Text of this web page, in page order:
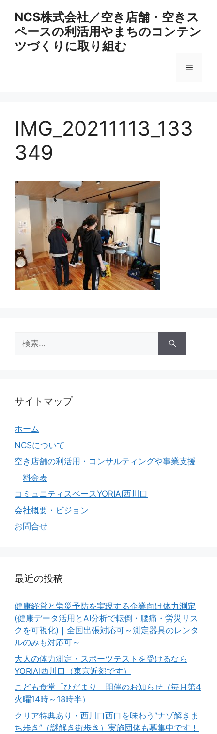
NCS株式会社／空き店舗・空きス
ペースの利活用やまちのコンテン
ツづくりに取り組む
メ
IMG_20211113_133
349
索:
サイトマップ
ホーム
NCSについて
空き店舗の利活用・コンサルティングや事業支援
料金表
コミュニティスペースYORIAI西川口
会社概要・ビジョン
お問合せ
最近の投稿
健康経営と労災予防を実現する企業向け体力測定
(健康データ活用とAI分析で転倒・腰痛・労災リス
クを可視化)｜全国出張対応可～測定器具のレンタ
ルのみも対応可～
大人の体力測定・スポーツテストを受けるなら
YORIAI西川口（東京近郊です）
こども食堂「ひだまり」開催のお知らせ（毎月第4
火曜14時～18時半）
クリア特典あり・西川口西口を味わう”ナゾ解きま
ち歩き”（謎解き街歩き）実施団体も募集中です！